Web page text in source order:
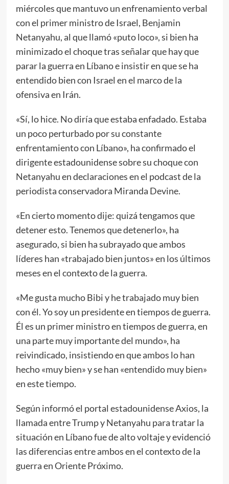
miércoles que mantuvo un enfrenamiento verbal
con el primer ministro de Israel, Benjamin
Netanyahu, al que llamó «puto loco», si bien ha
minimizado el choque tras señalar que hay que
parar la guerra en Líbano e insistir en que se ha
entendido bien con Israel en el marco de la
ofensiva en Irán.
«Sí, lo hice. No diría que estaba enfadado. Estaba
un poco perturbado por su constante
enfrentamiento con Líbano», ha confirmado el
dirigente estadounidense sobre su choque con
Netanyahu en declaraciones en el podcast de la
periodista conservadora Miranda Devine.
«En cierto momento dije: quizá tengamos que
detener esto. Tenemos que detenerlo», ha
asegurado, si bien ha subrayado que ambos
líderes han «trabajado bien juntos» en los últimos
meses en el contexto de la guerra.
«Me gusta mucho Bibi y he trabajado muy bien
con él. Yo soy un presidente en tiempos de guerra.
Él es un primer ministro en tiempos de guerra, en
una parte muy importante del mundo», ha
reivindicado, insistiendo en que ambos lo han
hecho «muy bien» y se han «entendido muy bien»
en este tiempo.
Según informó el portal estadounidense Axios, la
llamada entre Trump y Netanyahu para tratar la
situación en Líbano fue de alto voltaje y evidenció
las diferencias entre ambos en el contexto de la
guerra en Oriente Próximo.